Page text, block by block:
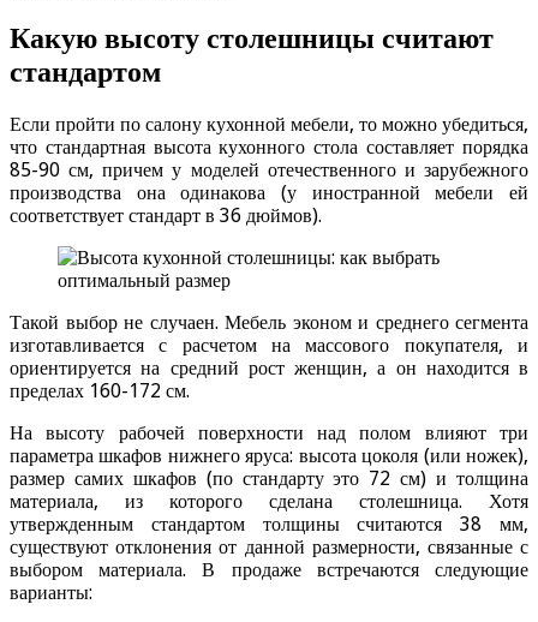
Какую высоту столешницы считают
стандартом
Если пройти по салону кухонной мебели, то можно убедиться,
что стандартная высота кухонного стола составляет порядка
85-90 см, причем у моделей отечественного и зарубежного
производства она одинакова (у иностранной мебели ей
соответствует стандарт в 36 дюймов).
Такой выбор не случаен. Мебель эконом и среднего сегмента
изготавливается с расчетом на массового покупателя, и
ориентируется на средний рост женщин, а он находится в
пределах 160-172 см.
На высоту рабочей поверхности над полом влияют три
параметра шкафов нижнего яруса: высота цоколя (или ножек),
размер самих шкафов (по стандарту это 72 см) и толщина
материала, из которого сделана столешница. Хотя
утвержденным стандартом толщины считаются 38 мм,
существуют отклонения от данной размерности, связанные с
выбором материала. В продаже встречаются следующие
варианты: